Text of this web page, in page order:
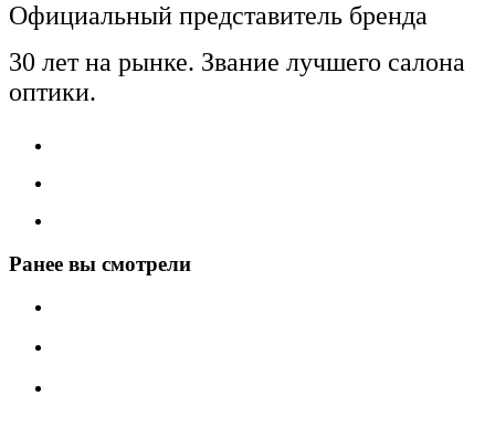
Официальный представитель бренда
30 лет на рынке. Звание лучшего салона
оптики.
Ранее вы смотрели